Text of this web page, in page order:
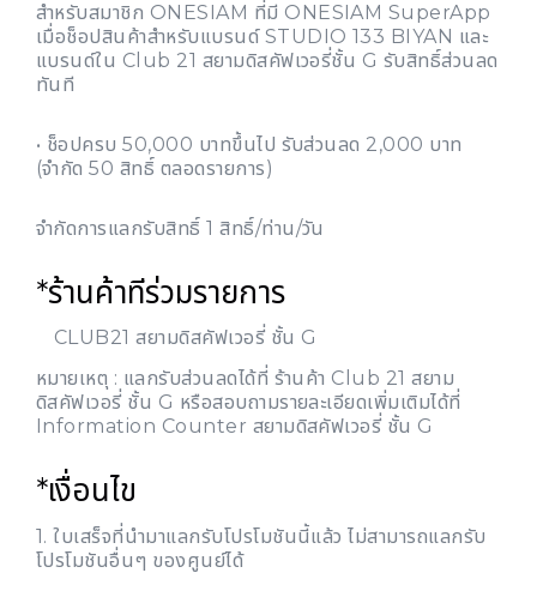
สำหรับสมาชิก ONESIAM ที่มี ONESIAM SuperApp
เมื่อช็อปสินค้าสำหรับแบรนด์ STUDIO 133 BIYAN และ
แบรนด์ใน Club 21 สยามดิสคัฟเวอรี่ชั้น G รับสิทธิ์ส่วนลด
ทันที
• ช็อปครบ 50,000 บาทขึ้นไป รับส่วนลด 2,000 บาท
(จำกัด 50 สิทธิ์ ตลอดรายการ)
จำกัดการแลกรับสิทธิ์ 1 สิทธิ์/ท่าน/วัน
*ร้านค้าทีร่วมรายการ
CLUB21 สยามดิสคัฟเวอรี่ ชั้น G
หมายเหตุ : แลกรับส่วนลดได้ที่ ร้านค้า Club 21 สยาม
ดิสคัฟเวอรี่ ชั้น G หรือสอบถามรายละเอียดเพิ่มเติมได้ที่
Information Counter สยามดิสคัฟเวอรี่ ชั้น G
*เงื่อนไข
1. ใบเสร็จที่นำมาแลกรับโปรโมชันนี้แล้ว ไม่สามารถแลกรับ
โปรโมชันอื่นๆ ของศูนย์ได้